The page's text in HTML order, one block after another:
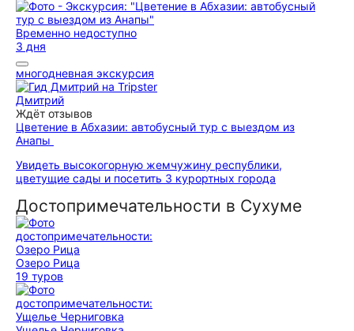
Временно недоступно
3 дня
многодневная экскурсия
Дмитрий
Ждёт отзывов
Цветение в Абхазии: автобусный тур с выездом из
Анапы
Увидеть высокогорную жемчужину республики,
цветущие сады и посетить 3 курортных города
Достопримечательности в Сухуме
Озеро Рица
19 туров